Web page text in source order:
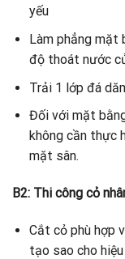
yếu
Làm phẳng mặt
độ thoát nước
Trải 1 lớp đá
Đối với mặt
không cần thực
mặt sân.
B2: Thi công cỏ
Cắt cỏ phù hợp
tạo sao cho